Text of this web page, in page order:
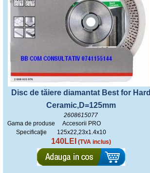
Disc de tăiere diamantat Best for Hard
Ceramic,D=125mm
2608615077
Gama de produse
Accesorii PRO
Specificaţie
125x22,23x1.4x10
140LEI (TVA inclus)